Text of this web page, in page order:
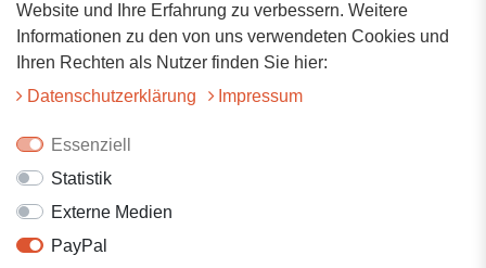
Hauptstrasse 34
73117 Wangen
07161-9566068
Website und Ihre Erfahrung zu verbessern. Weitere
Informationen zu den von uns verwendeten Cookies und
Ihren Rechten als Nutzer finden Sie hier:
Daten­schutz­erklärung
Impressum
Essenziell
Statistik
Externe Medien
PayPal